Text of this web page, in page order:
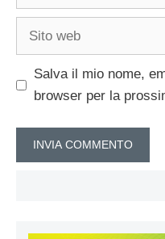
Sito
Salva il mio nome,
browser per la